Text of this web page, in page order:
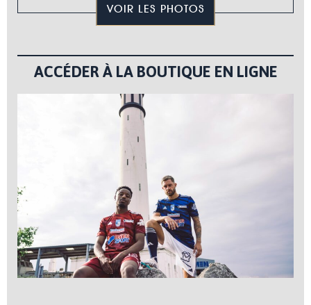
VOIR LES PHOTOS
ACCÉDER À LA BOUTIQUE EN LIGNE